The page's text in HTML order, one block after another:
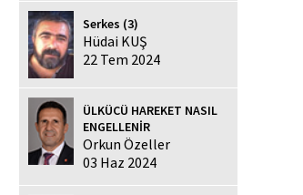
Serkes (3)
Hüdai KUŞ
22 Tem 2024
ÜLKÜCÜ HAREKET NASIL
ENGELLENİR
Orkun Özeller
03 Haz 2024